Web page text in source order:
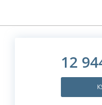
12